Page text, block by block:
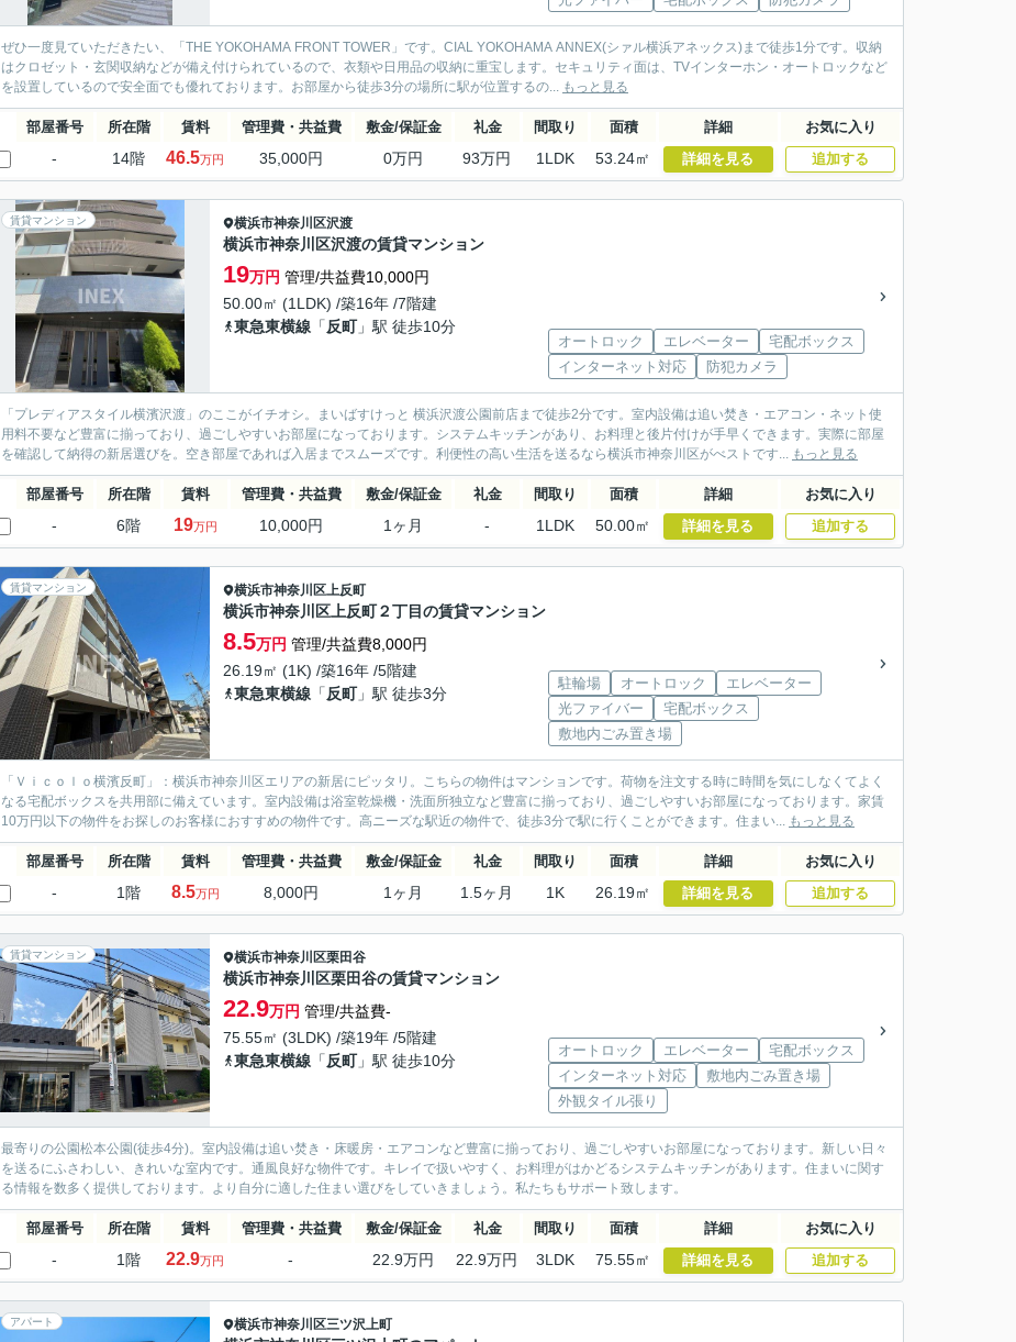
ぜひ一度見ていただきたい、「THE YOKOHAMA FRONT TOWER」です。CIAL YOKOHAMA ANNEX(シァル横浜アネックス)まで徒歩1分です。収納
はクロゼット・玄関収納などが備え付けられているので、衣類や日用品の収納に重宝します。セキュリティ面は、TVインターホン・オートロックなど
を設置しているので安全面でも優れております。お部屋から徒歩3分の場所に駅が位置するの... もっと見る
部屋番号 所在階 賃料 管理費・共益費 敷金/保証金 礼金 間取り 面積 詳細 お気に入り
- 14階 46.5万円 35,000円 0万円 93万円 1LDK 53.24㎡ 詳細を見る 追加する
賃貸マンション 横浜市神奈川区沢渡
横浜市神奈川区沢渡の賃貸マンション
19万円 管理/共益費10,000円
50.00㎡ (1LDK) /築16年 /7階建
東急東横線 「 反町」駅 徒歩10分
オートロック エレベーター
宅配ボックス
インターネット対応
防犯カメラ
「プレディアスタイル横濱沢渡」のここがイチオシ。まいばすけっと 横浜沢渡公園前店まで徒歩2分です。室内設備は追い焚き・エアコン・ネット使
用料不要など豊富に揃っており、過ごしやすいお部屋になっております。システムキッチンがあり、お料理と後片付けが手早くできます。実際に部屋
を確認して納得の新居選びを。空き部屋であれば入居までスムーズです。利便性の高い生活を送るなら横浜市神奈川区がべストです... もっと見る
部屋番号 所在階 賃料 管理費・共益費 敷金/保証金 礼金 間取り 面積 詳細 お気に入り
- 6階 19万円 10,000円 1ヶ月 - 1LDK 50.00㎡ 詳細を見る 追加する
賃貸マンション 横浜市神奈川区上反町
横浜市神奈川区上反町２丁目の賃貸マンション
8.5万円 管理/共益費8,000円
26.19㎡ (1K) /築16年 /5階建
東急東横線 「 反町」駅 徒歩3分
駐輪場 オートロック
エレベーター
光ファイバー
宅配ボックス
敷地内ごみ置き場
「Ｖｉｃｏｌｏ横濱反町」：横浜市神奈川区エリアの新居にピッタリ。こちらの物件はマンションです。荷物を注文する時に時間を気にしなくてよく
なる宅配ボックスを共用部に備えています。室内設備は浴室乾燥機・洗面所独立など豊富に揃っており、過ごしやすいお部屋になっております。家賃
10万円以下の物件をお探しのお客様におすすめの物件です。高ニーズな駅近の物件で、徒歩3分で駅に行くことができます。住まい... もっと見る
部屋番号 所在階 賃料 管理費・共益費 敷金/保証金 礼金 間取り 面積 詳細 お気に入り
- 1階 8.5万円 8,000円 1ヶ月 1.5ヶ月 1K 26.19㎡ 詳細を見る 追加する
賃貸マンション 横浜市神奈川区栗田谷
横浜市神奈川区栗田谷の賃貸マンション
22.9万円 管理/共益費-
75.55㎡ (3LDK) /築19年 /5階建
東急東横線 「 反町」駅 徒歩10分
オートロック エレベーター
宅配ボックス
インターネット対応
敷地内ごみ置き場
外観タイル張り
最寄りの公園松本公園(徒歩4分)。室内設備は追い焚き・床暖房・エアコンなど豊富に揃っており、過ごしやすいお部屋になっております。新しい日々
を送るにふさわしい、きれいな室内です。通風良好な物件です。キレイで扱いやすく、お料理がはかどるシステムキッチンがあります。住まいに関す
る情報を数多く提供しております。より自分に適した住まい選びをしていきましょう。私たちもサポート致します。
部屋番号 所在階 賃料 管理費・共益費 敷金/保証金 礼金 間取り 面積 詳細 お気に入り
- 1階 22.9万円 - 22.9万円 22.9万円 3LDK 75.55㎡ 詳細を見る 追加する
アパート 横浜市神奈川区三ツ沢上町